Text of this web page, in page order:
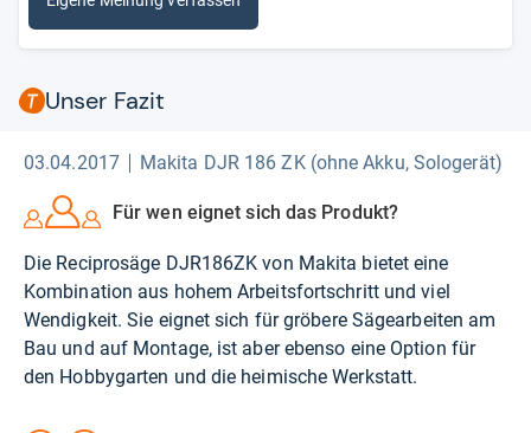
Unser Fazit
03.04.2017 Makita DJR 186 ZK (ohne Akku, Sologerät)
Für wen eignet sich das Produkt?
Die Reciprosäge DJR186ZK von Makita bietet eine
Kombination aus hohem Arbeitsfortschritt und viel
Wendigkeit. Sie eignet sich für gröbere Sägearbeiten am
Bau und auf Montage, ist aber ebenso eine Option für
den Hobbygarten und die heimische Werkstatt.